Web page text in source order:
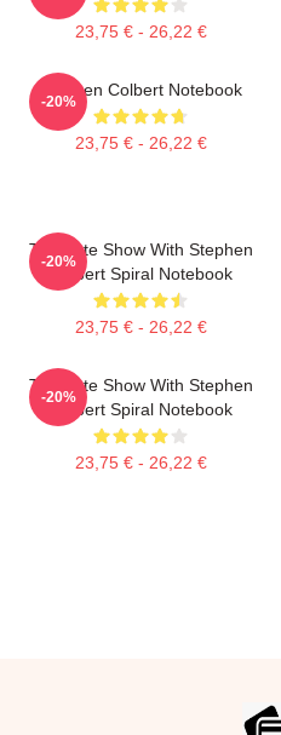
23,75 € - 26,22 €
Stephen Colbert Notebook
23,75 € - 26,22 €
-20%
The Late Show With Stephen
Colbert Spiral Notebook
23,75 € - 26,22 €
-20%
The Late Show With Stephen
Colbert Spiral Notebook
23,75 € - 26,22 €
-20%